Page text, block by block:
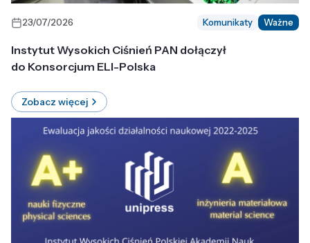
23/07/2026 Komunikaty Ważne
Instytut Wysokich Ciśnień PAN dołączył
do Konsorcjum ELI-Polska
Zobacz więcej